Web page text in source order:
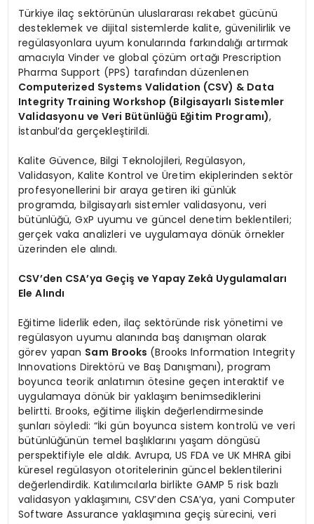
Türkiye ilaç sektörünün uluslararası rekabet gücünü
desteklemek ve dijital sistemlerde kalite, güvenilirlik ve
regülasyonlara uyum konularında farkındalığı artırmak
amacıyla Vinder ve global çözüm ortağı Prescription
Pharma Support (PPS) tarafından düzenlenen
Computerized Systems Validation (CSV) & Data
Integrity Training Workshop (Bilgisayarlı Sistemler
Validasyonu ve Veri Bütünlüğü Eğitim Programı),
İstanbul’da gerçekleştirildi.
Kalite Güvence, Bilgi Teknolojileri, Regülasyon,
Validasyon, Kalite Kontrol ve Üretim ekiplerinden sektör
profesyonellerini bir araya getiren iki günlük
programda, bilgisayarlı sistemler validasyonu, veri
bütünlüğü, GxP uyumu ve güncel denetim beklentileri;
gerçek vaka analizleri ve uygulamaya dönük örnekler
üzerinden ele alındı.
CSV’den CSA’ya Geçiş ve Yapay Zekâ Uygulamaları
Ele Alındı
Eğitime liderlik eden, ilaç sektöründe risk yönetimi ve
regülasyon uyumu alanında baş danışman olarak
görev yapan Sam Brooks (Brooks Information Integrity
Innovations Direktörü ve Baş Danışmanı), program
boyunca teorik anlatımın ötesine geçen interaktif ve
uygulamaya dönük bir yaklaşım benimsediklerini
belirtti. Brooks, eğitime ilişkin değerlendirmesinde
şunları söyledi: “İki gün boyunca sistem kontrolü ve veri
bütünlüğünün temel başlıklarını yaşam döngüsü
perspektifiyle ele aldık. Avrupa, US FDA ve UK MHRA gibi
küresel regülasyon otoritelerinin güncel beklentilerini
değerlendirdik. Katılımcılarla birlikte GAMP 5 risk bazlı
validasyon yaklaşımını, CSV’den CSA’ya, yani Computer
Software Assurance yaklaşımına geçiş sürecini, veri